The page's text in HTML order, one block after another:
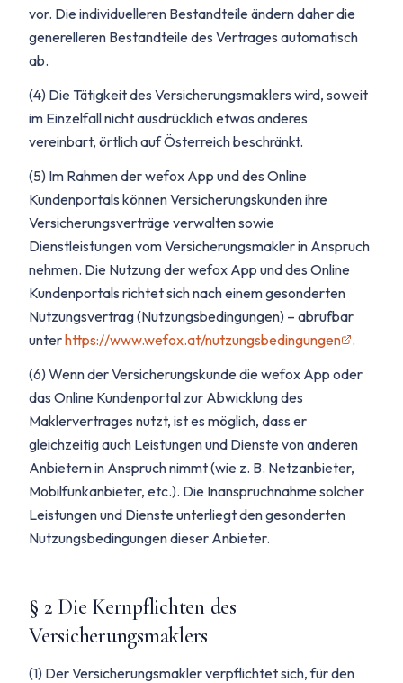
vor. Die individuelleren Bestandteile ändern daher die
generelleren Bestandteile des Vertrages automatisch
ab.
(4) Die Tätigkeit des Versicherungsmaklers wird, soweit
im Einzelfall nicht ausdrücklich etwas anderes
vereinbart, örtlich auf Österreich beschränkt.
(5) Im Rahmen der wefox App und des Online
Kundenportals können Versicherungskunden ihre
Versicherungsverträge verwalten sowie
Dienstleistungen vom Versicherungsmakler in Anspruch
nehmen. Die Nutzung der wefox App und des Online
Kundenportals richtet sich nach einem gesonderten
Nutzungsvertrag (Nutzungsbedingungen) – abrufbar
unterhttps://www.wefox.at/nutzungsbedingungen
.
(6) Wenn der Versicherungskunde die wefox App oder
das Online Kundenportal zur Abwicklung des
Maklervertrages nutzt, ist es möglich, dass er
gleichzeitig auch Leistungen und Dienste von anderen
Anbietern in Anspruch nimmt (wie z. B. Netzanbieter,
Mobilfunkanbieter, etc.). Die Inanspruchnahme solcher
Leistungen und Dienste unterliegt den gesonderten
Nutzungsbedingungen dieser Anbieter.
§ 2 Die Kernpflichten des
Versicherungsmaklers
(1) Der Versicherungsmakler verpflichtet sich, für den